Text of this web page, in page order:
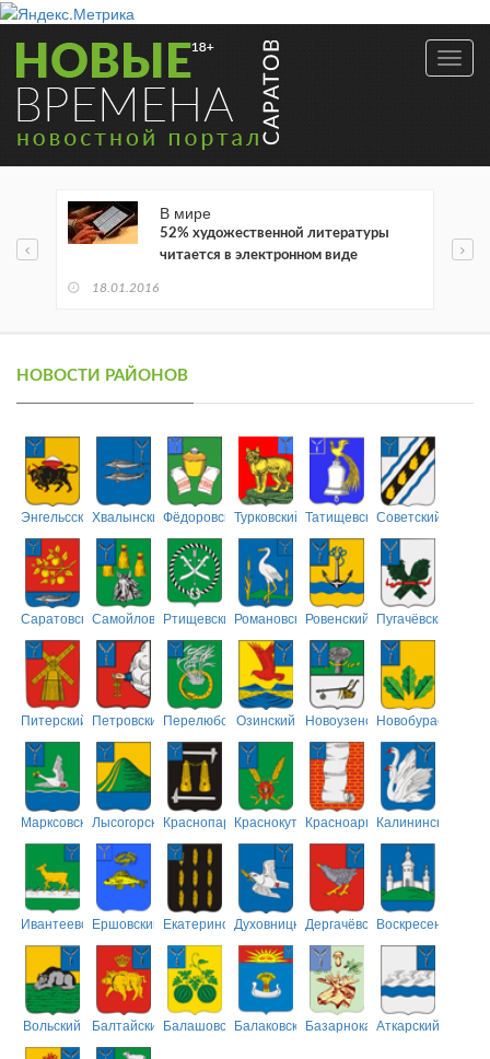
В мире
52% художественной литературы
читается в электронном виде
18.01.2016
НОВОСТИ РАЙОНОВ
ЭнгельсскийХвалынскийФёдоровскийТурковский ТатищевскийСоветский
СаратовскийСамойловскийРтищевскийРомановскийРовенский Пугачёвский
Питерский ПетровскийПерелюбскийОзинский НовоузенскийНовобурасский
МарксовскийЛысогорскийКраснопартизанский
КраснокутскийКрасноармейский
Калининский
ИвантеевскийЕршовский ЕкатериновскийДуховницкийДергачёвскийВоскресенский
Вольский БалтайскийБалашовскийБалаковскийБазарнокарабулакский
Аткарский